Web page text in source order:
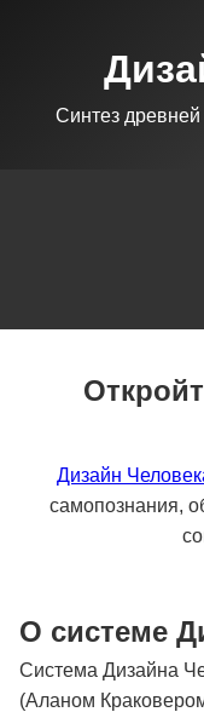
Синтез
Дизайн
самопознания,
О системе
Система Дизайна
(Аланом